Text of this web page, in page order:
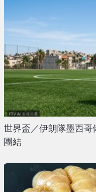
世界盃／伊朗隊墨西
團結